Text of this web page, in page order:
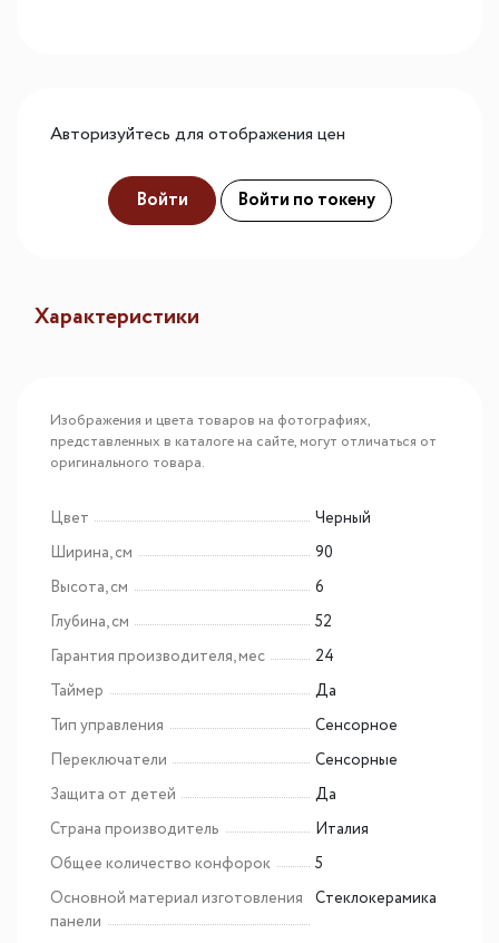
Авторизуйтесь для отображения цен
Войти Войти по токену
Характеристики
Изображения и цвета товаров на фотографиях,
представленных в каталоге на сайте, могут отличаться от
оригинального товара.
Цвет
Черный
Ширина, см
90
Высота, см
6
Глубина, см
52
Гарантия производителя, мес
24
Таймер
Да
Тип управления
Сенсорное
Переключатели
Сенсорные
Защита от детей
Да
Страна производитель
Италия
Общее количество конфорок
5
Основной материал изготовления
панели
Cтеклокерамика